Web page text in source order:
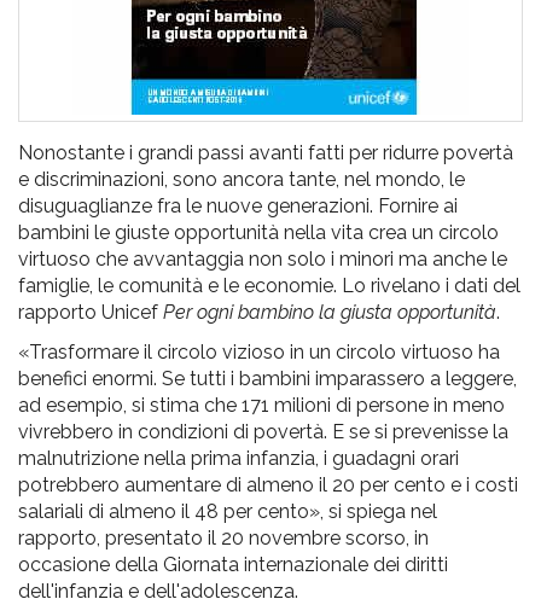
Nonostante i grandi passi avanti fatti per ridurre povertà
e discriminazioni, sono ancora tante, nel mondo, le
disuguaglianze fra le nuove generazioni. Fornire ai
bambini le giuste opportunità nella vita crea un circolo
virtuoso che avvantaggia non solo i minori ma anche le
famiglie, le comunità e le economie. Lo rivelano i dati del
rapporto Unicef Per ogni bambino la giusta opportunità.
«Trasformare il circolo vizioso in un circolo virtuoso ha
benefici enormi. Se tutti i bambini imparassero a leggere,
ad esempio, si stima che 171 milioni di persone in meno
vivrebbero in condizioni di povertà. E se si prevenisse la
malnutrizione nella prima infanzia, i guadagni orari
potrebbero aumentare di almeno il 20 per cento e i costi
salariali di almeno il 48 per cento», si spiega nel
rapporto, presentato il 20 novembre scorso, in
occasione della Giornata internazionale dei diritti
dell'infanzia e dell'adolescenza.